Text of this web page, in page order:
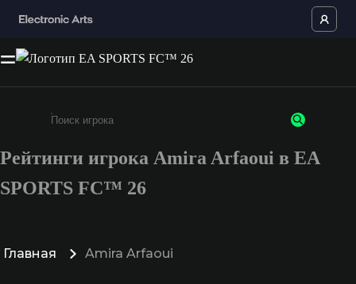
Введите не менее 3 символов или цифр
Рейтинги игрока Amira Arfaoui в EA
SPORTS FC™ 26
Главная Amira Arfaoui